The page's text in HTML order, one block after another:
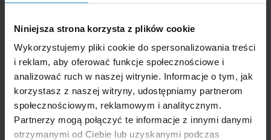
Niniejsza strona korzysta z plików cookie
Wykorzystujemy pliki cookie do spersonalizowania treści
i reklam, aby oferować funkcje społecznościowe i
analizować ruch w naszej witrynie. Informacje o tym, jak
korzystasz z naszej witryny, udostępniamy partnerom
społecznościowym, reklamowym i analitycznym.
Partnerzy mogą połączyć te informacje z innymi danymi
otrzymanymi od Ciebie lub uzyskanymi podczas
z zewnątrz basenu.
UWAGA stopnie nie nadają się do basenów ze
słoną wodą.
Nośność stopni wynosi 100 kg.
Parametry
Gatunek: Bezpieczeństwo